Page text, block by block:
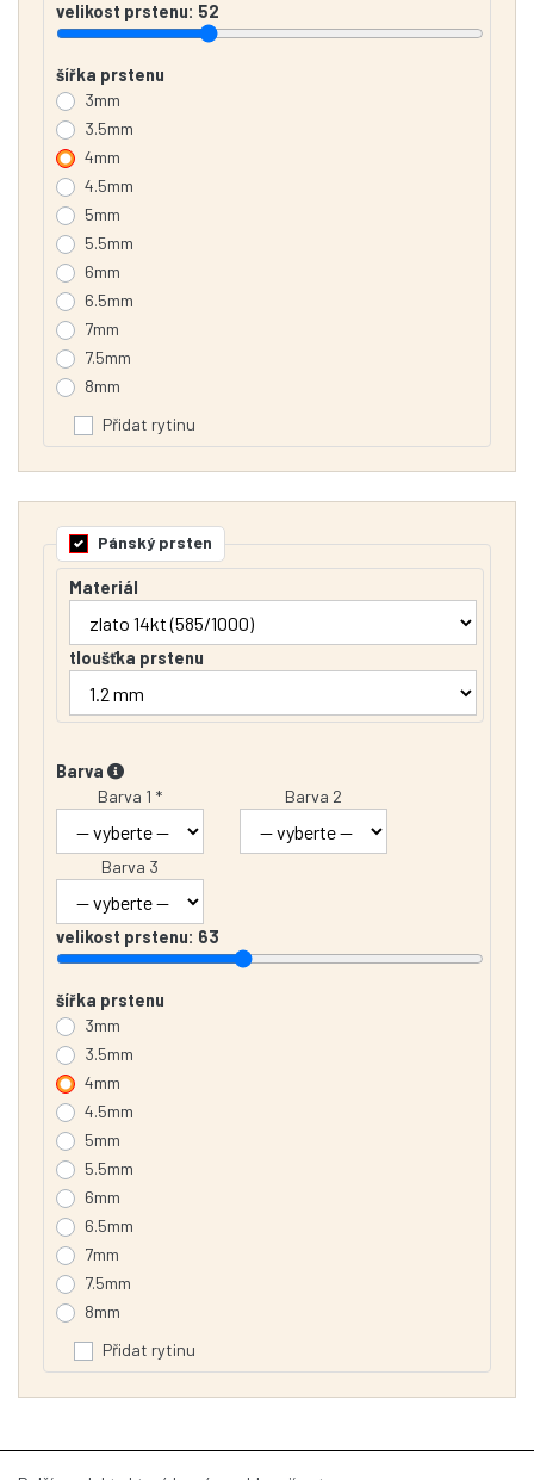
velikost prstenu: 52
šířka prstenu
3mm
3.5mm
4mm
4.5mm
5mm
5.5mm
6mm
6.5mm
7mm
7.5mm
8mm
Přidat rytinu
Pánský prsten
Materiál
tloušťka prstenu
Barva
Barva 1 *
Barva 2
Barva 3
velikost prstenu: 63
šířka prstenu
3mm
3.5mm
4mm
4.5mm
5mm
5.5mm
6mm
6.5mm
7mm
7.5mm
8mm
Přidat rytinu